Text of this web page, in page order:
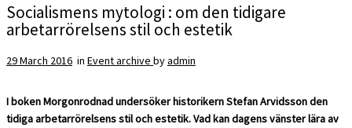
Socialismens mytologi : om den tidigare
arbetarrörelsens stil och estetik
29 March 2016 in Event archive byadmin
I boken Morgonrodnad undersöker historikern Stefan Arvidsson den
tidiga arbetarrörelsens stil och estetik. Vad kan dagens vänster lära av